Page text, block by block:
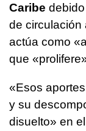
Caribe
de circulación
actúa como
que
«Esos
y su
disuelto» en